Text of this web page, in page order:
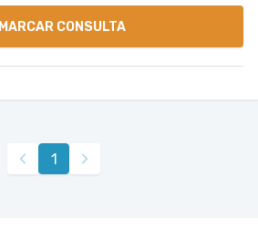
MARCAR CONSULTA
1